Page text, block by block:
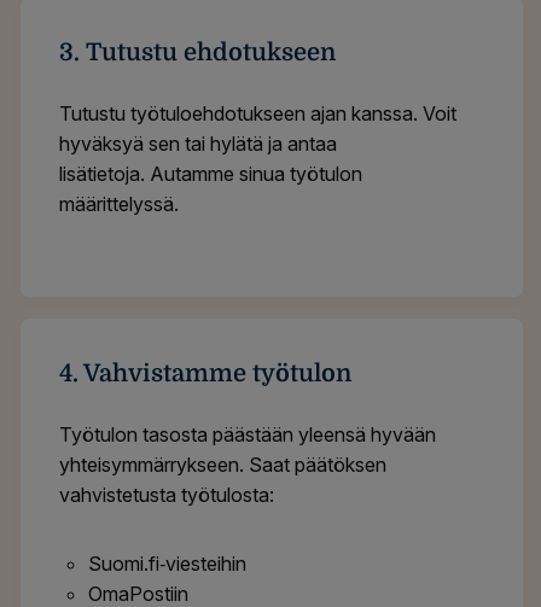
3. Tutustu ehdotukseen
Tutustu työtuloehdotukseen ajan kanssa. Voit
hyväksyä sen tai hylätä ja antaa
lisätietoja. Autamme sinua työtulon
määrittelyssä.
4. Vahvistamme työtulon
Työtulon tasosta päästään yleensä hyvään
yhteisymmärrykseen. Saat päätöksen
vahvistetusta työtulosta:
Suomi.fi‑viesteihin
OmaPostiin